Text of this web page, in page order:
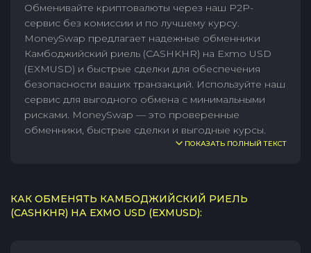
Обменивайте криптовалюты через наш P2P-
сервис без комиссии и по лучшему курсу.
MoneySwap предлагает надежные обменники
Камбоджийский риель (CASHKHR) на Exmo USD
(EXMUSD) и быстрые сделки для обеспечения
безопасности ваших транзакций. Используйте наш
сервис для выгодного обмена с минимальными
рисками. MoneySwap — это проверенные
обменники, быстрые сделки и выгодные курсы.
ПОКАЗАТЬ ПОЛНЫЙ ТЕКСТ
КАК ОБМЕНЯТЬ КАМБОДЖИЙСКИЙ РИЕЛЬ
(CASHKHR) НА EXMO USD (EXMUSD):